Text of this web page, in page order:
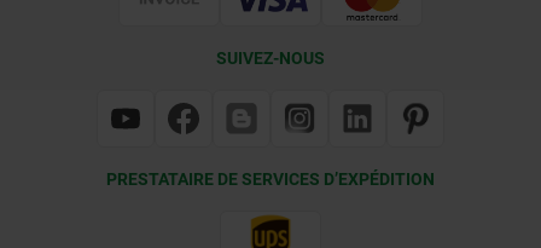
SUIVEZ-NOUS
PRESTATAIRE DE SERVICES D’EXPÉDITION